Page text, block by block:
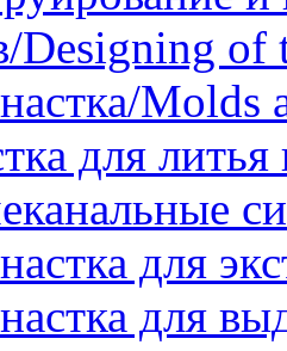
Designing of
Molds
для литья
для
для